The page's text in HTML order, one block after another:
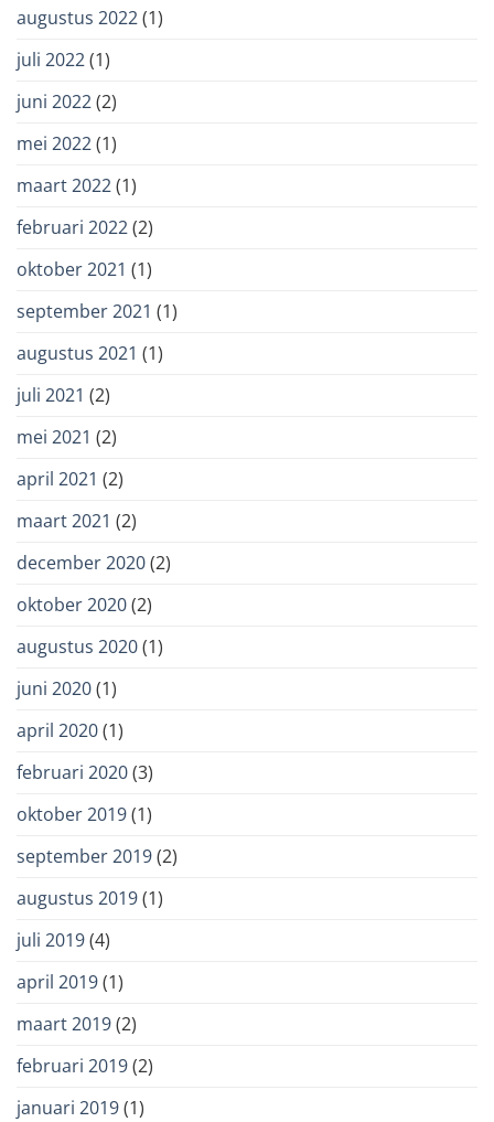
augustus 2022(1)
juli 2022(1)
juni 2022(2)
mei 2022(1)
maart 2022(1)
februari 2022(2)
oktober 2021 (1)
september 2021 (1)
augustus 2021 (1)
juli 2021 (2)
mei 2021 (2)
april 2021 (2)
maart 2021 (2)
december 2020(2)
oktober 2020(2)
augustus 2020(1)
juni 2020(1)
april 2020(1)
februari 2020(3)
oktober 2019(1)
september 2019(2)
augustus 2019(1)
juli 2019(4)
april 2019(1)
maart 2019(2)
februari 2019(2)
januari 2019(1)